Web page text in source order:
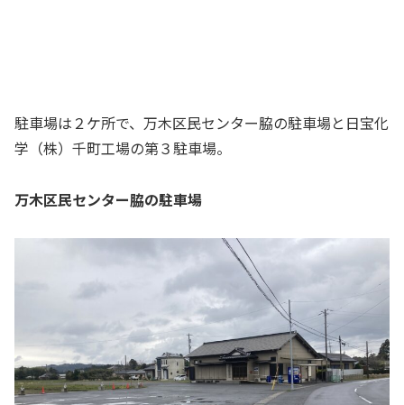
駐車場は２ケ所で、万木区民センター脇の駐車場と日宝化
学（株）千町工場の第３駐車場。
万木区民センター脇の駐車場